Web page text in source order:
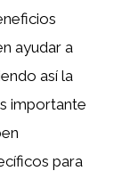
ayudar a
así la
importante
para